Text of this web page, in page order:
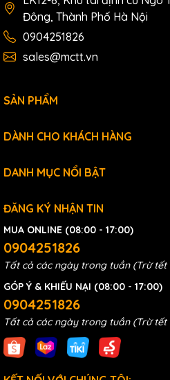
Đông, Thành Phố Hà Nội
0904251826
sales@mctt.vn
SẢN PHẨM
DÀNH CHO KHÁCH HÀNG
DANH MỤC NỔI BẬT
ĐĂNG KÝ NHẬN TIN
MUA ONLINE (08:00 - 17:00)
0904251826
Tất cả các ngày trong tuần (Trừ tết
GÓP Ý & KHIẾU NẠI (08:00 - 17:00)
0904251826
Tất cả các ngày trong tuần (Trừ tết